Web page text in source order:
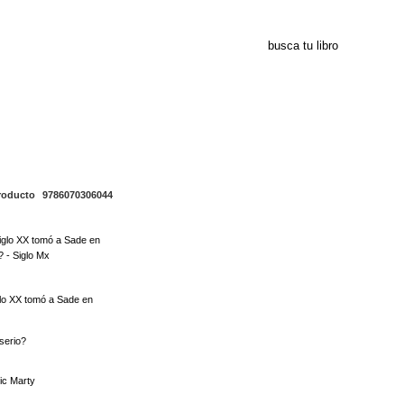
9786070306044
XX tomó a Sade en
serio?
Marty